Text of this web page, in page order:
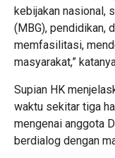
kebijakan nasional,
(MBG), pendidikan,
memfasilitasi,
masyarakat,”
Supian HK
waktu sekitar tiga
mengenai anggota
berdialog dengan